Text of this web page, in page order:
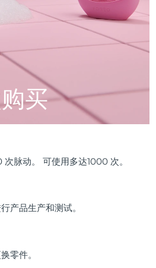
买
脉动。 可使用多达1000 次。
产品生产和测试。
零件。